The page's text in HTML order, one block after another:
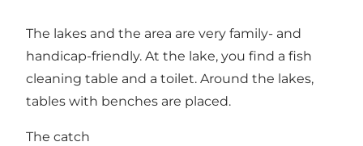
The lakes and the area are very family- and
handicap-friendly. At the lake, you find a fish
cleaning table and a toilet. Around the lakes,
tables with benches are placed.
The catch